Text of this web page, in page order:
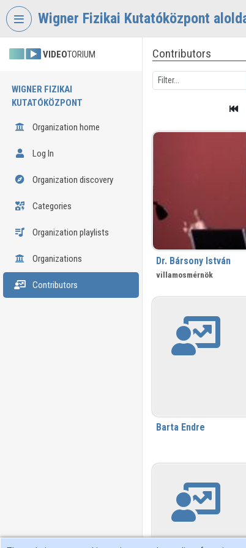
Skip header
Wigner Fizikai Kutatóközpont
VIDEOTORIUM
WIGNER FIZIKAI
KUTATÓKÖZPONT
Organization home
Log In
Organization discovery
Categories
Organization playlists
Organizations
Contributors
Contributors
Dr. Bársony István
villamosmérnök
Barta Endre